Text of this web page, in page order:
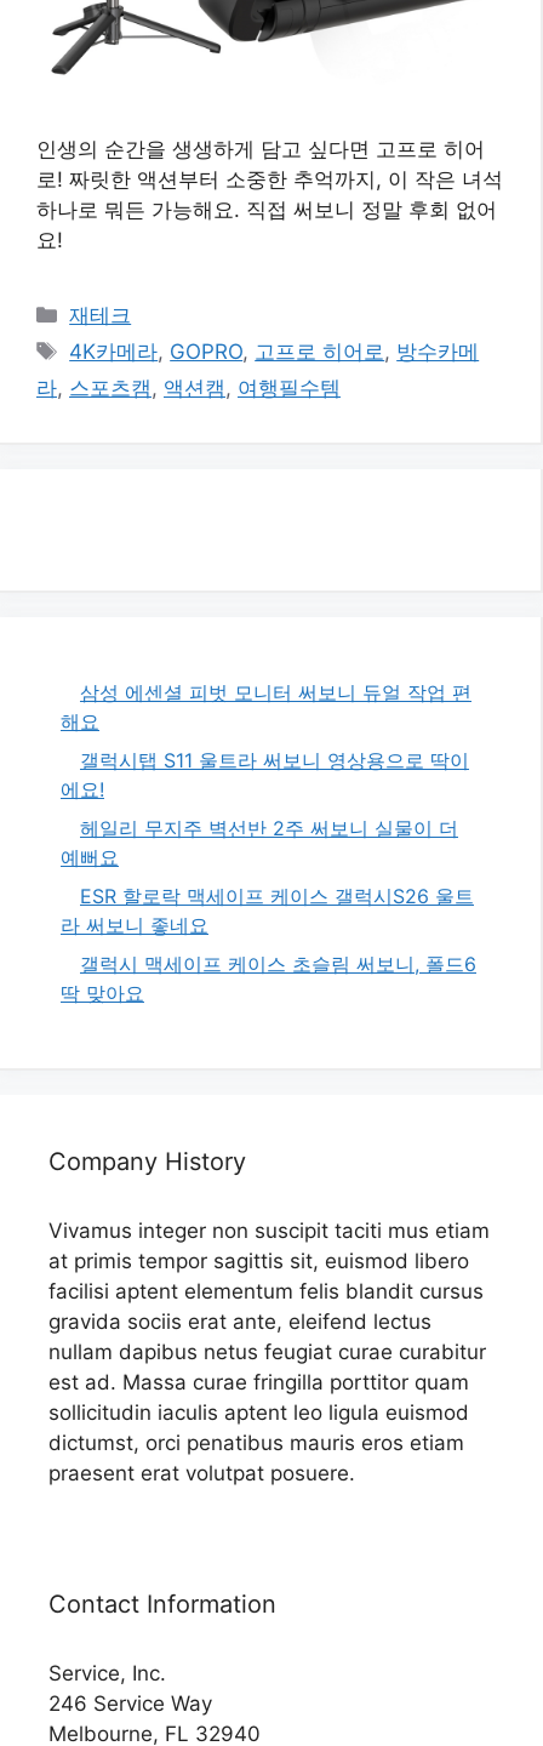
인생의 순간을 생생하게 담고 싶다면 고프로 히어
로! 짜릿한 액션부터 소중한 추억까지, 이 작은 녀석
하나로 뭐든 가능해요. 직접 써보니 정말 후회 없어
요!
카
테
리
재테크
태
그
4K카메라, GOPRO, 고프로 히어로 , 방수카메
라, 스포츠캠 , 액션캠 , 여행필수템
삼성 에센셜 피벗 모니터 써보니 듀얼 작업 편
해요
갤럭시탭 S11 울트라 써보니 영상용으로 딱이
에요!
헤일리 무지주 벽선반 2주 써보니 실물이 더
예뻐요
ESR 할로락 맥세이프 케이스 갤럭시S26 울트
라 써보니 좋네요
갤럭시 맥세이프 케이스 초슬림 써보니, 폴드6
딱 맞아요
Company History
Vivamus integer non suscipit taciti mus etiam
at primis tempor sagittis sit, euismod libero
facilisi aptent elementum felis blandit cursus
gravida sociis erat ante, eleifend lectus
nullam dapibus netus feugiat curae curabitur
est ad. Massa curae fringilla porttitor quam
sollicitudin iaculis aptent leo ligula euismod
dictumst, orci penatibus mauris eros etiam
praesent erat volutpat posuere.
Contact Information
Service, Inc.
246 Service Way
Melbourne, FL 32940